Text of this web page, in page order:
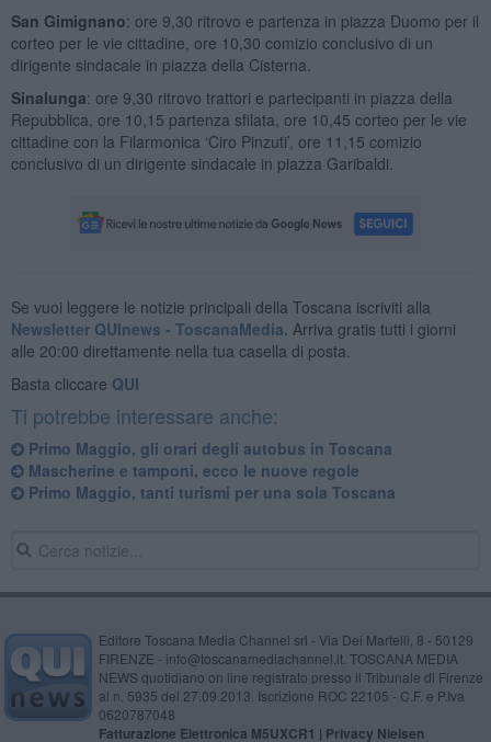
San Gimignano: ore 9,30 ritrovo e partenza in piazza Duomo per il
corteo per le vie cittadine, ore 10,30 comizio conclusivo di un
dirigente sindacale in piazza della Cisterna.
Sinalunga: ore 9,30 ritrovo trattori e partecipanti in piazza della
Repubblica, ore 10,15 partenza sfilata, ore 10,45 corteo per le vie
cittadine con la Filarmonica ‘Ciro Pinzuti’, ore 11,15 comizio
conclusivo di un dirigente sindacale in piazza Garibaldi.
Se vuoi leggere le notizie principali della Toscana iscriviti alla
Newsletter QUInews - ToscanaMedia. Arriva gratis tutti i giorni
alle 20:00 direttamente nella tua casella di posta.
Basta cliccare QUI
Ti potrebbe interessare anche:
Primo Maggio, gli orari degli autobus in Toscana
Mascherine e tamponi, ecco le nuove regole
Primo Maggio, tanti turismi per una sola Toscana
Editore Toscana Media Channel srl - Via Dei Martelli, 8 - 50129
FIRENZE - info@toscanamediachannel.it. TOSCANA MEDIA
NEWS quotidiano on line registrato presso il Tribunale di Firenze
al n. 5935 del 27.09.2013. Iscrizione ROC 22105 - C.F. e P.Iva
0620787048
Fatturazione Elettronica M5UXCR1 | Privacy Nielsen